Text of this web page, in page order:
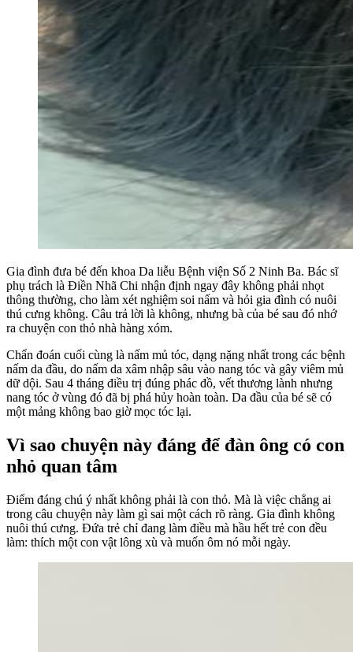
Gia đình đưa bé đến khoa Da liễu Bệnh viện Số 2 Ninh Ba. Bác sĩ
phụ trách là Điền Nhã Chi nhận định ngay đây không phải nhọt
thông thường, cho làm xét nghiệm soi nấm và hỏi gia đình có nuôi
thú cưng không. Câu trả lời là không, nhưng bà của bé sau đó nhớ
ra chuyện con thỏ nhà hàng xóm.
Chẩn đoán cuối cùng là nấm mủ tóc, dạng nặng nhất trong các bệnh
nấm da đầu, do nấm da xâm nhập sâu vào nang tóc và gây viêm mủ
dữ dội. Sau 4 tháng điều trị đúng phác đồ, vết thương lành nhưng
nang tóc ở vùng đó đã bị phá hủy hoàn toàn. Da đầu của bé sẽ có
một mảng không bao giờ mọc tóc lại.
Vì sao chuyện này đáng để đàn ông có con
nhỏ quan tâm
Điểm đáng chú ý nhất không phải là con thỏ. Mà là việc chẳng ai
trong câu chuyện này làm gì sai một cách rõ ràng. Gia đình không
nuôi thú cưng. Đứa trẻ chỉ đang làm điều mà hầu hết trẻ con đều
làm: thích một con vật lông xù và muốn ôm nó mỗi ngày.